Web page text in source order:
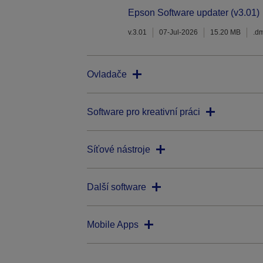
Epson Software updater (v3.01)
v.3.01 07-Jul-2026 15.20 MB
Ovladače
Software pro kreativní práci
Síťové nástroje
Další software
Mobile Apps